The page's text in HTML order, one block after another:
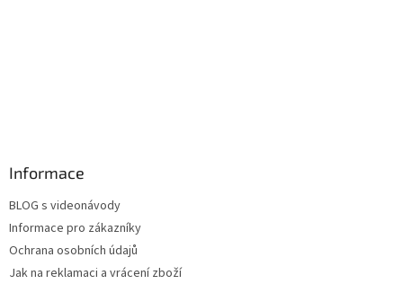
Informace
BLOG s videonávody
Informace pro zákazníky
Ochrana osobních údajů
Jak na reklamaci a vrácení zboží